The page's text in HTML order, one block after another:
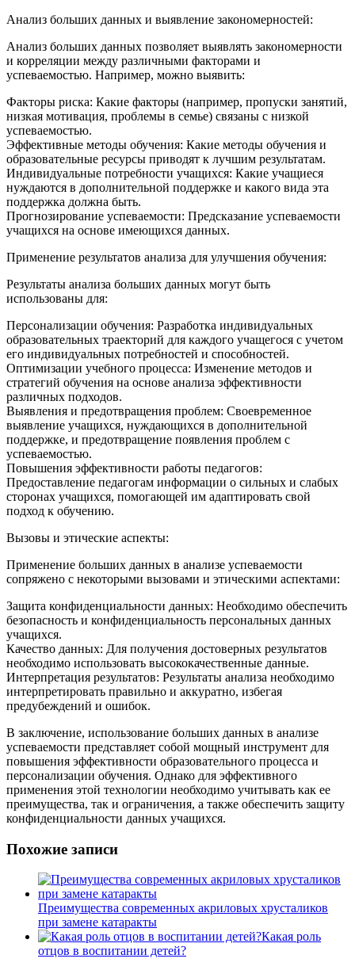
Анализ больших данных и выявление закономерностей:
Анализ больших данных позволяет выявлять закономерности
и корреляции между различными факторами и
успеваемостью. Например, можно выявить:
Факторы риска: Какие факторы (например, пропуски занятий,
низкая мотивация, проблемы в семье) связаны с низкой
успеваемостью.
Эффективные методы обучения: Какие методы обучения и
образовательные ресурсы приводят к лучшим результатам.
Индивидуальные потребности учащихся: Какие учащиеся
нуждаются в дополнительной поддержке и какого вида эта
поддержка должна быть.
Прогнозирование успеваемости: Предсказание успеваемости
учащихся на основе имеющихся данных.
Применение результатов анализа для улучшения обучения:
Результаты анализа больших данных могут быть
использованы для:
Персонализации обучения: Разработка индивидуальных
образовательных траекторий для каждого учащегося с учетом
его индивидуальных потребностей и способностей.
Оптимизации учебного процесса: Изменение методов и
стратегий обучения на основе анализа эффективности
различных подходов.
Выявления и предотвращения проблем: Своевременное
выявление учащихся, нуждающихся в дополнительной
поддержке, и предотвращение появления проблем с
успеваемостью.
Повышения эффективности работы педагогов:
Предоставление педагогам информации о сильных и слабых
сторонах учащихся, помогающей им адаптировать свой
подход к обучению.
Вызовы и этические аспекты:
Применение больших данных в анализе успеваемости
сопряжено с некоторыми вызовами и этическими аспектами:
Защита конфиденциальности данных: Необходимо обеспечить
безопасность и конфиденциальность персональных данных
учащихся.
Качество данных: Для получения достоверных результатов
необходимо использовать высококачественные данные.
Интерпретация результатов: Результаты анализа необходимо
интерпретировать правильно и аккуратно, избегая
предубеждений и ошибок.
В заключение, использование больших данных в анализе
успеваемости представляет собой мощный инструмент для
повышения эффективности образовательного процесса и
персонализации обучения. Однако для эффективного
применения этой технологии необходимо учитывать как ее
преимущества, так и ограничения, а также обеспечить защиту
конфиденциальности данных учащихся.
Похожие записи
Преимущества современных акриловых хрусталиков
при замене катаракты
Какая роль
отцов в воспитании детей?